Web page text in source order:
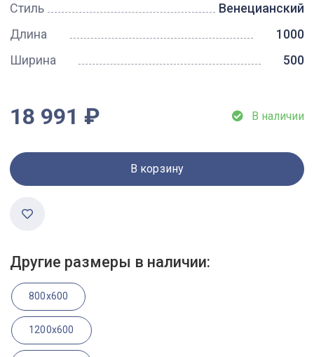
Стиль
Венецианский
Длина
1000
Ширина
500
18 991 ₽ В наличии
В корзину
Другие размеры в наличии:
800x600
1200x600